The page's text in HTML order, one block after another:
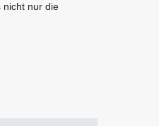
nicht nur die